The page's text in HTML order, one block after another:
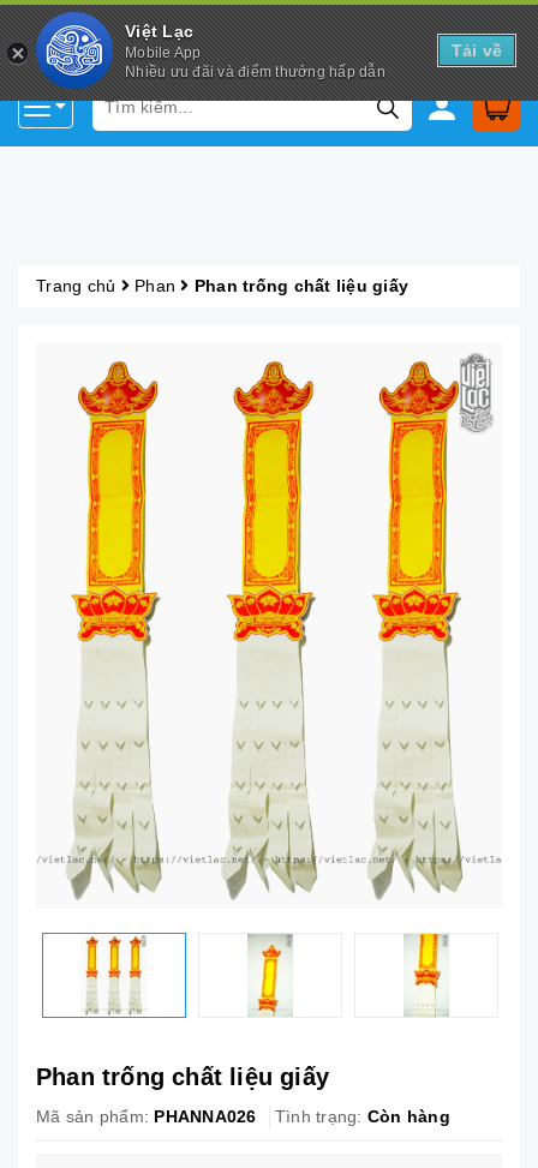
Việt Lạc
Mobile App
Nhiều ưu đãi và điểm thưởng hấp dẫn
Tải về
Trang chủ Phan Phan trống chất liệu giấy
Phan trống chất liệu giấy
Mã sản phẩm: PHANNA026 Tình trạng: Còn hàng